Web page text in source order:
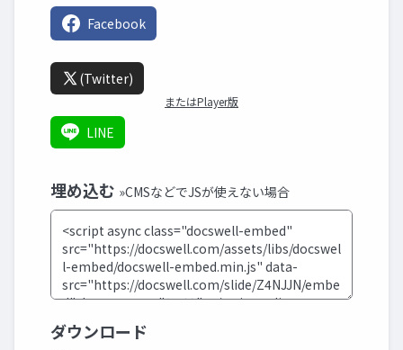
Facebook
(Twitter)
またはPlayer版
LINE
埋め込む »CMSなどでJSが使えない場合
ダウンロード